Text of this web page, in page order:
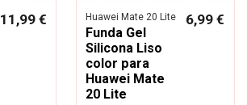
11,99 € Huawei Mate 20 Lite
Funda Gel
Silicona Liso
color para
Huawei Mate
20 Lite
6,99 €